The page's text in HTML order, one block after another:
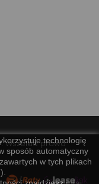
technologię
sposób automatyczny
w tych plikach
. Wszelkie prawa